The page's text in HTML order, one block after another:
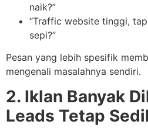
naik?”
“Traffic website tinggi,
sepi?”
Pesan yang lebih spesifik
mengenali masalahnya sendiri.
2. Iklan Banyak
Leads Tetap